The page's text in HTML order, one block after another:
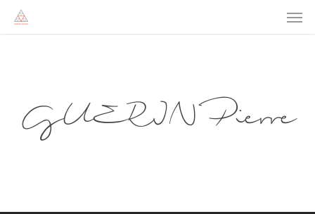
GUERIN Pierre